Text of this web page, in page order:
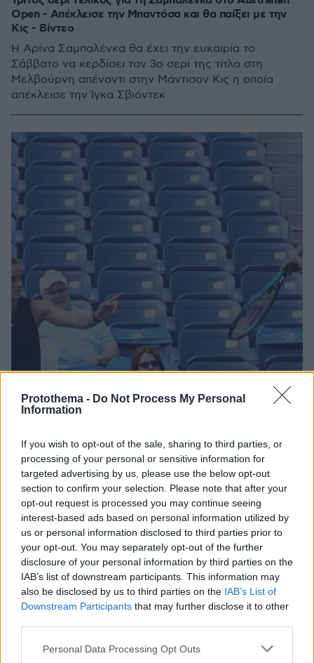
Protothema - Do Not Process My Personal
Information
If you wish to opt-out of the sale, sharing to third parties, or
processing of your personal or sensitive information for
targeted advertising by us, please use the below opt-out
section to confirm your selection. Please note that after your
opt-out request is processed you may continue seeing
interest-based ads based on personal information utilized by
us or personal information disclosed to third parties prior to
your opt-out. You may separately opt-out of the further
disclosure of your personal information by third parties on the
IAB’s list of downstream participants. This information may
also be disclosed by us to third parties on the IAB’s List of
Downstream Participants that may further disclose it to other
Please note that this website/app uses one or more Google
Personal Data Processing Opt Outs
Open - Απέκλεισε την Μπαντόσα και θα παίξει με την
Κις - Βίντεο
Η Αρίνα Σαμπαλένκα θα έχει την ευκαιρία το
Σάββατο να κερδίσει τον 3ο σερί της τίτλο στη
Μελβούρνη απέναντι στην Μάντισον Κις η οποία
απέκλεισε την Ίγκα Σβιόντεκ
Προπονήθηκε με την Κις στη Νέα Υόρκη η Σάκκαρη -
Βίντεο
Η Μαρία Σάκκαρη ετοιμάζεται για την 10η συμμετοχή
της στο US Open το οποίο αρχίζει την Δευτέρα
21.08.2024, 22:19